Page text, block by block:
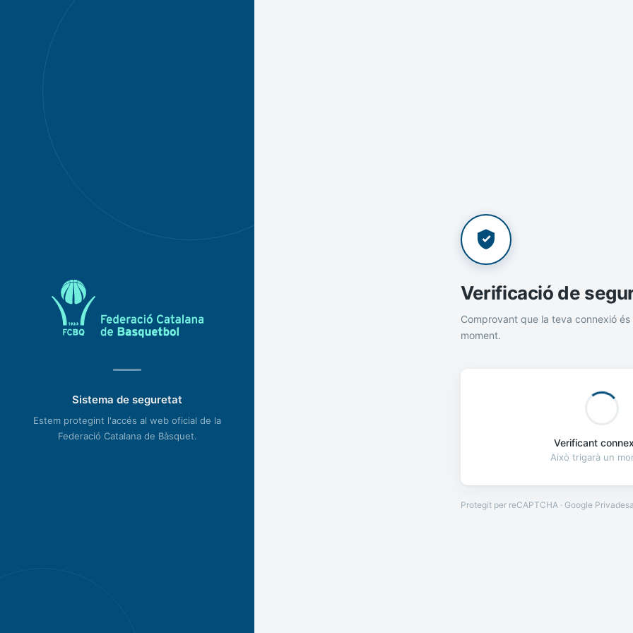
Sistema de seguretat
Estem protegint l'accés al web oficial de la
Federació Catalana de Bàsquet.
Verificació de
Comprovant que la teva connexió és
moment.
Verificant
Això trigarà un
Protegit per reCAPTCHA · Google Privadesa